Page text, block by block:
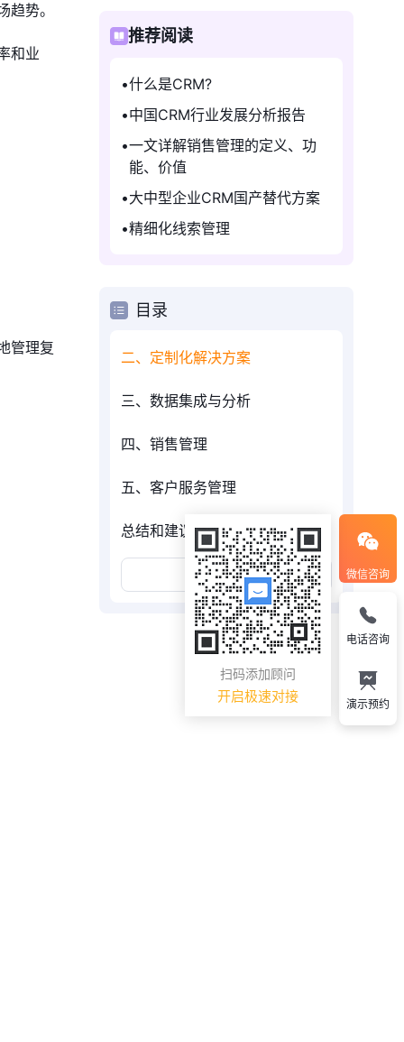
势。
和业
管理复
推荐阅读
什么是CRM?
中国CRM行业发展分析报告
一文详解销售管理的定义、功
能、价值
大中型企业CRM国产替代方案
精细化线索管理
目录
二、定制化解决方案
三、数据集成与分析
四、销售管理
五、客户服务管理
总结和建议
展开更多 微信咨询
扫码添加顾问
开启极速对接
电话咨询
演示预约